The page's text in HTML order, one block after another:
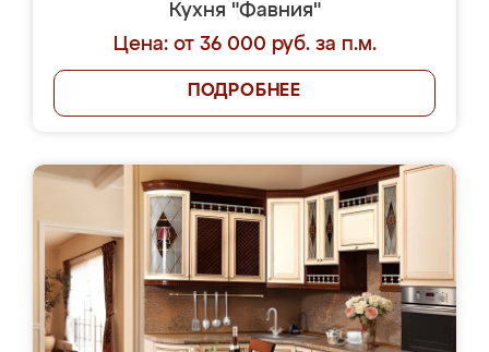
Кухня "Фавния"
Цена: от 36 000 руб. за п.м.
ПОДРОБНЕЕ